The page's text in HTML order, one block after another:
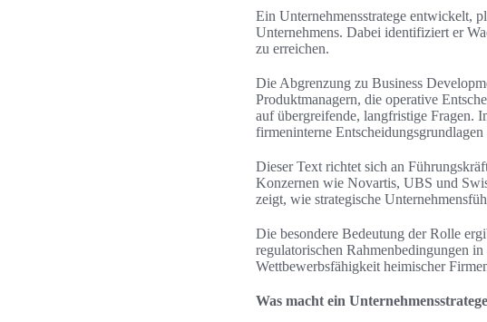
Ein Unternehmensstratege entwickelt,
Unternehmens. Dabei identifiziert er
zu erreichen.
Die Abgrenzung zu Business
Produktmanagern, die operative
auf übergreifende, langfristige Fragen.
firmeninterne
Dieser Text richtet sich an
Konzernen wie Novartis, UBS und
zeigt, wie strategische
Die besondere Bedeutung der Rolle
regulatorischen Rahmenbedingungen
Wettbewerbsfähigkeit heimischer
Was macht ein